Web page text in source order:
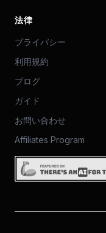
法律
プライバシー
利用規約
ブログ
ガイド
お問い合わせ
Affiliates Program